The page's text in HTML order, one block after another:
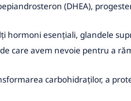
(DHEA),
hormoni esențiali, glandele
care avem nevoie pentru a
carbohidraților, a